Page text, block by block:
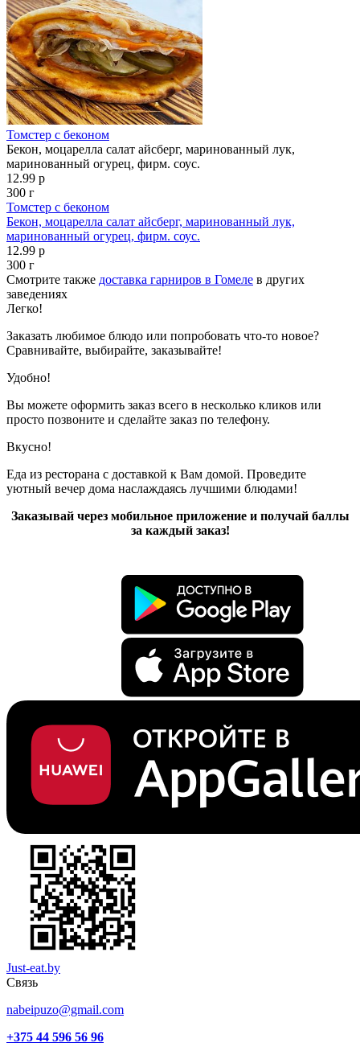
Томстер с беконом
Бекон, моцарелла салат айсберг, маринованный лук,
маринованный огурец, фирм. соус.
12.99 р
300 г
Томстер с беконом
Бекон, моцарелла салат айсберг, маринованный лук,
маринованный огурец, фирм. соус.
12.99 р
300 г
Смотрите также доставка гарниров в Гомеле в других
заведениях
Легко!
Заказать любимое блюдо или попробовать что-то новое?
Сравнивайте, выбирайте, заказывайте!
Удобно!
Вы можете оформить заказ всего в несколько кликов или
просто позвоните и сделайте заказ по телефону.
Вкусно!
Еда из ресторана с доставкой к Вам домой. Проведите
уютный вечер дома наслаждаясь лучшими блюдами!
Заказывай через мобильное приложение и получай баллы
за каждый заказ!
Just-eat.by
Связь
nabeipuzo@gmail.com
+375 44 596 56 96